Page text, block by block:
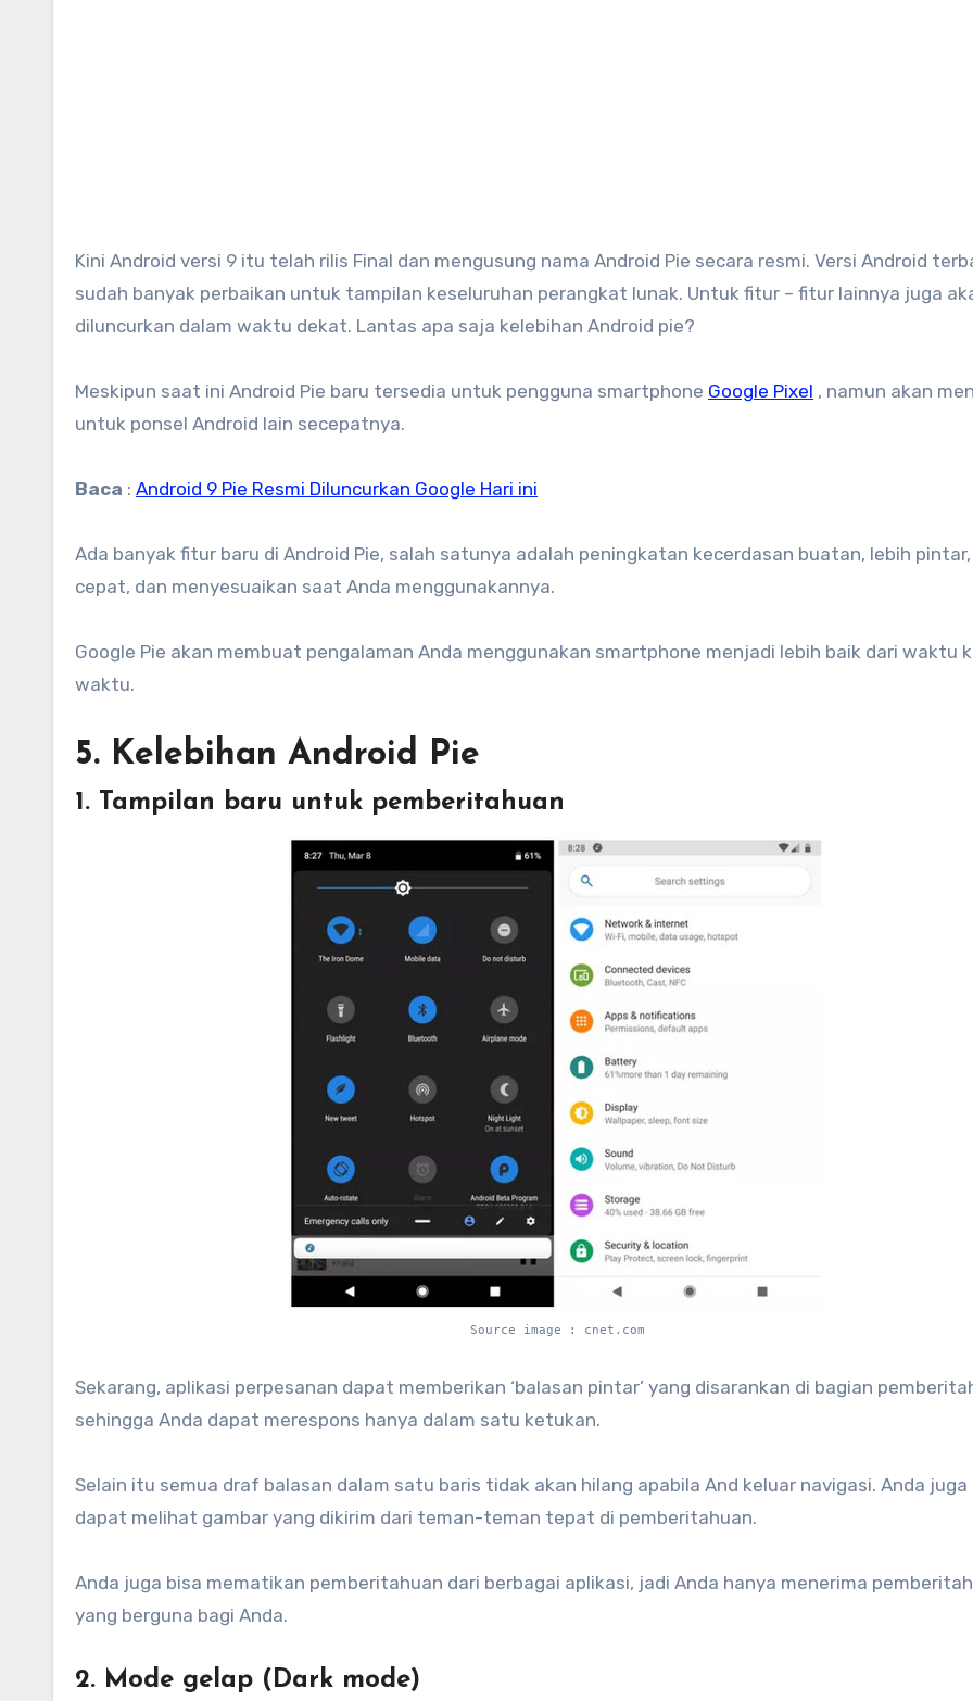
Kini Android versi 9 itu telah rilis Final dan mengusung nama Android Pie secara resmi. Versi Android terbaru ini
sudah banyak perbaikan untuk tampilan keseluruhan perangkat lunak. Untuk fitur – fitur lainnya juga
diluncurkan dalam waktu dekat. Lantas apa saja kelebihan Android pie?
Meskipun saat ini Android Pie baru tersedia untuk pengguna smartphone Google Pixel , namun akan
untuk ponsel Android lain secepatnya.
Baca : Android 9 Pie Resmi Diluncurkan Google Hari ini
Ada banyak fitur baru di Android Pie, salah satunya adalah peningkatan kecerdasan buatan, lebih
cepat, dan menyesuaikan saat Anda menggunakannya.
Google Pie akan membuat pengalaman Anda menggunakan smartphone menjadi lebih baik dari waktu
waktu.
5. Kelebihan Android Pie
1. Tampilan baru untuk pemberitahuan
Source image : cnet.com
Sekarang, aplikasi perpesanan dapat memberikan ‘balasan pintar’ yang disarankan di bagian
sehingga Anda dapat merespons hanya dalam satu ketukan.
Selain itu semua draf balasan dalam satu baris tidak akan hilang apabila And keluar navigasi. Anda juga
dapat melihat gambar yang dikirim dari teman-teman tepat di pemberitahuan.
Anda juga bisa mematikan pemberitahuan dari berbagai aplikasi, jadi Anda hanya menerima
yang berguna bagi Anda.
2. Mode gelap (Dark mode)